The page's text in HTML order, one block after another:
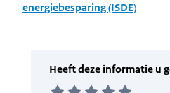
energiebesparing (ISDE)